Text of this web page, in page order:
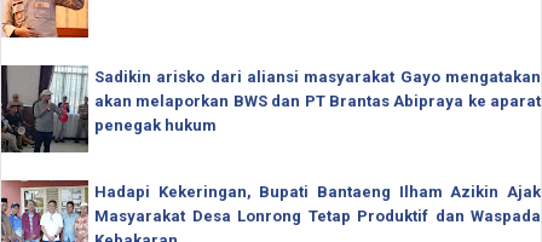
Sadikin arisko dari aliansi masyarakat Gayo mengatakan
akan melaporkan BWS dan PT Brantas Abipraya ke aparat
penegak hukum
Hadapi Kekeringan, Bupati Bantaeng Ilham Azikin Ajak
Masyarakat Desa Lonrong Tetap Produktif dan Waspada